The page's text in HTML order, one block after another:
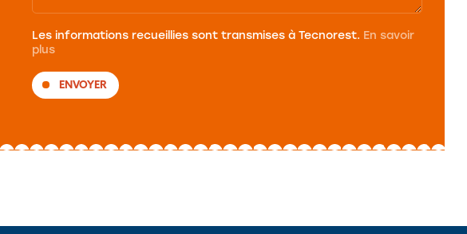
Les informations recueillies sont transmises à Tecnorest. En savoir
plus
ENVOYER